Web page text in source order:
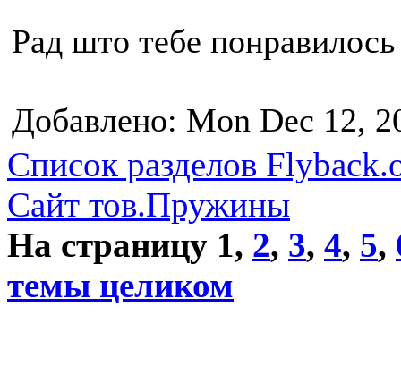
Рад што тебе
Добавлено: Mon Dec 12,
Список разделов
Сайт тов.Пружины
На страницу 1, 2, 3, 4, 5,
темы целиком